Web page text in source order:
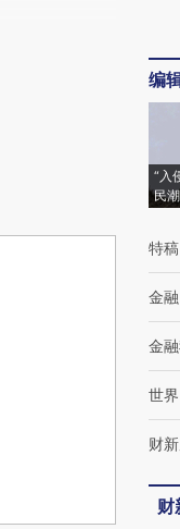
编
“入
民
特稿
金融
金
世界
财
财